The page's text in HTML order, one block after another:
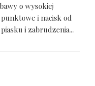
o wysokiej
i nacisk od
i zabrudzenia...